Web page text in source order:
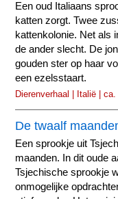
Een oud Italiaans
katten zorgt. Twee
kattenkolonie. Net als
de ander slecht. De
gouden ster op haar
een ezelsstaart.
Dierenverhaal | Italië |
De twaalf
Een sprookje uit
maanden. In dit oude
Tsjechische sprookje
onmogelijke